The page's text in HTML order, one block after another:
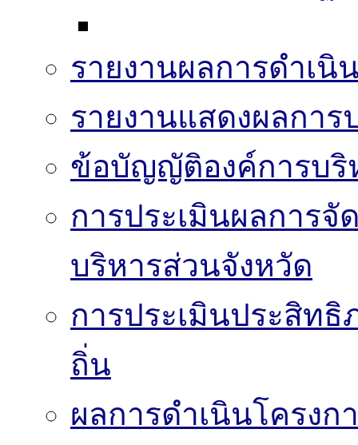
รายงานผลการดำเ
รายงานแสดงผลกา
ข้อบัญญัติองค์การบริ
การประเมินผลการ
บริหารส่วนจังหวัด
การประเมินประสิท
ถิ่น
ผลการดำเนินโครงก